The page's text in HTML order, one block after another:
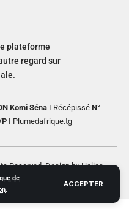
de
.
ACCEPTER
plateforme
regard sur
Komi SénaI RécépisséN°
I Plumedafrique.tg
Reserved. Design by Helios